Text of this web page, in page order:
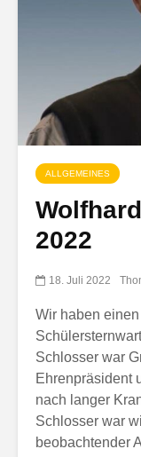
ALLGEMEINES
2022
18. Juli 2022
Wir haben
Schlosser war
Ehrenpräsident
nach langer
Schlosser war
beobachtender